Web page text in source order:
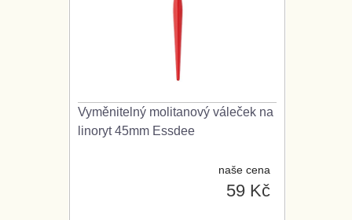
Vyměnitelný molitanový váleček na
linoryt 45mm Essdee
naše cena
59 Kč